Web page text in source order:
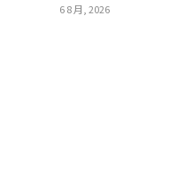
6 8 月, 2026